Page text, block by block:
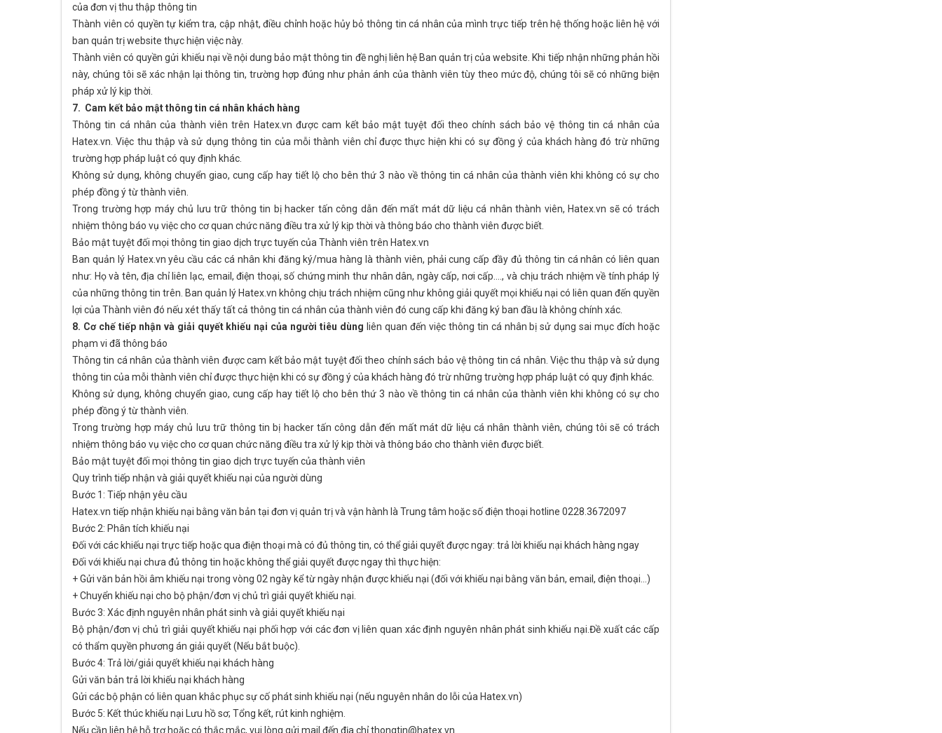
của đơn vị thu thập thông tin
Thành viên có quyền tự kiểm tra, cập nhật, điều chỉnh hoặc hủy bỏ thông tin cá nhân của mình trực tiếp trên hệ thống hoặc liên hệ với
ban quản trị website thực hiện việc này.
Thành viên có quyền gửi khiếu nại về nội dung bảo mật thông tin đề nghị liên hệ Ban quản trị của website. Khi tiếp nhận những phản hồi
này, chúng tôi sẽ xác nhận lại thông tin, trường hợp đúng như phản ánh của thành viên tùy theo mức độ, chúng tôi sẽ có những biện
pháp xử lý kịp thời.
7. Cam kết bảo mật thông tin cá nhân khách hàng
Thông tin cá nhân của thành viên trên Hatex.vn được cam kết bảo mật tuyệt đối theo chính sách bảo vệ thông tin cá nhân của
Hatex.vn. Việc thu thập và sử dụng thông tin của mỗi thành viên chỉ được thực hiện khi có sự đồng ý của khách hàng đó trừ những
trường hợp pháp luật có quy định khác.
Không sử dụng, không chuyển giao, cung cấp hay tiết lộ cho bên thứ 3 nào về thông tin cá nhân của thành viên khi không có sự cho
phép đồng ý từ thành viên.
Trong trường hợp máy chủ lưu trữ thông tin bị hacker tấn công dẫn đến mất mát dữ liệu cá nhân thành viên, Hatex.vn sẽ có trách
nhiệm thông báo vụ việc cho cơ quan chức năng điều tra xử lý kịp thời và thông báo cho thành viên được biết.
Bảo mật tuyệt đối mọi thông tin giao dịch trực tuyến của Thành viên trên Hatex.vn
Ban quản lý Hatex.vn yêu cầu các cá nhân khi đăng ký/mua hàng là thành viên, phải cung cấp đầy đủ thông tin cá nhân có liên quan
như: Họ và tên, địa chỉ liên lạc, email, điện thoại, số chứng minh thư nhân dân, ngày cấp, nơi cấp…., và chịu trách nhiệm về tính pháp lý
của những thông tin trên. Ban quản lý Hatex.vn không chịu trách nhiệm cũng như không giải quyết mọi khiếu nại có liên quan đến quyền
lợi của Thành viên đó nếu xét thấy tất cả thông tin cá nhân của thành viên đó cung cấp khi đăng ký ban đầu là không chính xác.
8. Cơ chế tiếp nhận và giải quyết khiếu nại của người tiêu dùng liên quan đến việc thông tin cá nhân bị sử dụng sai mục đích hoặc
phạm vi đã thông báo
Thông tin cá nhân của thành viên được cam kết bảo mật tuyệt đối theo chính sách bảo vệ thông tin cá nhân. Việc thu thập và sử dụng
thông tin của mỗi thành viên chỉ được thực hiện khi có sự đồng ý của khách hàng đó trừ những trường hợp pháp luật có quy định khác.
Không sử dụng, không chuyển giao, cung cấp hay tiết lộ cho bên thứ 3 nào về thông tin cá nhân của thành viên khi không có sự cho
phép đồng ý từ thành viên.
Trong trường hợp máy chủ lưu trữ thông tin bị hacker tấn công dẫn đến mất mát dữ liệu cá nhân thành viên, chúng tôi sẽ có trách
nhiệm thông báo vụ việc cho cơ quan chức năng điều tra xử lý kịp thời và thông báo cho thành viên được biết.
Bảo mật tuyệt đối mọi thông tin giao dịch trực tuyến của thành viên
Quy trình tiếp nhận và giải quyết khiếu nại của người dùng
Bước 1: Tiếp nhận yêu cầu
Hatex.vn tiếp nhận khiếu nại bằng văn bản tại đơn vị quản trị và vận hành là Trung tâm hoặc số điện thoại hotline 0228.3672097
Bước 2: Phân tích khiếu nại
Đối với các khiếu nại trực tiếp hoặc qua điện thoại mà có đủ thông tin, có thể giải quyết được ngay: trả lời khiếu nại khách hàng ngay
Đối với khiếu nại chưa đủ thông tin hoặc không thể giải quyết được ngay thì thực hiện:
+ Gửi văn bản hồi âm khiếu nại trong vòng 02 ngày kể từ ngày nhận được khiếu nại (đối với khiếu nại bằng văn bản, email, điện thoại…)
+ Chuyển khiếu nại cho bộ phận/đơn vị chủ trì giải quyết khiếu nại.
Bước 3: Xác định nguyên nhân phát sinh và giải quyết khiếu nại
Bộ phận/đơn vị chủ trì giải quyết khiếu nại phối hợp với các đơn vị liên quan xác định nguyên nhân phát sinh khiếu nại.Đề xuất các cấp
có thẩm quyền phương án giải quyết (Nếu bắt buộc).
Bước 4: Trả lời/giải quyết khiếu nại khách hàng
Gửi văn bản trả lời khiếu nại khách hàng
Gửi các bộ phận có liên quan khắc phục sự cố phát sinh khiếu nại (nếu nguyên nhân do lỗi của Hatex.vn)
Bước 5: Kết thúc khiếu nại Lưu hồ sơ; Tổng kết, rút kinh nghiệm.
Nếu cần liên hệ hỗ trợ hoặc có thắc mắc, vui lòng gửi mail đến địa chỉ thongtin@hatex.vn